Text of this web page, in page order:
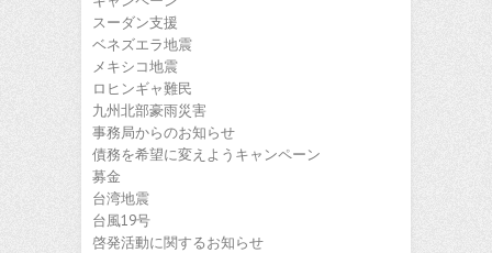
スーダン支援
ベネズエラ地震
メキシコ地震
ロヒンギャ難民
九州北部豪雨災害
事務局からのお知らせ
債務を希望に変えようキャンペーン
募金
台湾地震
台風19号
啓発活動に関するお知らせ